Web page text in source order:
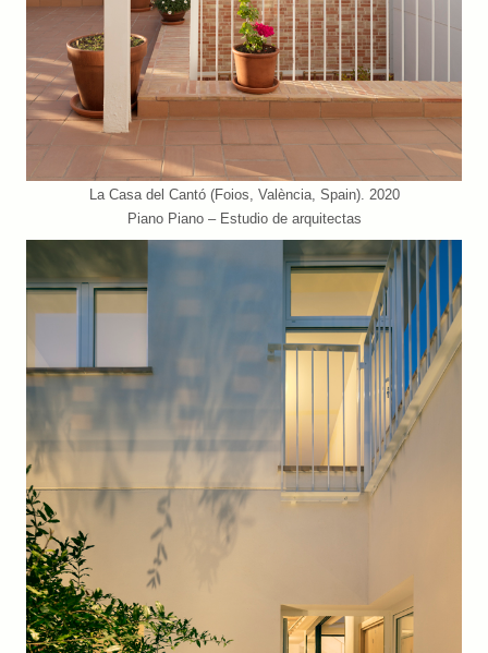
La Casa del Cantó (Foios, València, Spain). 2020
Piano Piano – Estudio de arquitectas